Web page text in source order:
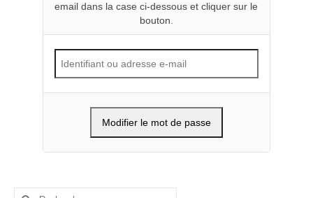
email dans la case ci-dessous et cliquer sur le
bouton.
Rechercher